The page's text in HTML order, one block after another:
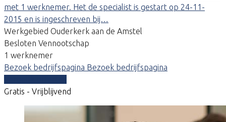
met 1 werknemer. Het de specialist is gestart op 24-11-
2015 en is ingeschreven bij…
Werkgebied Ouderkerk aan de Amstel
Besloten Vennootschap
1 werknemer
Bezoek bedrijfspagina Bezoek bedrijfspagina
Gratis - Vrijblijvend